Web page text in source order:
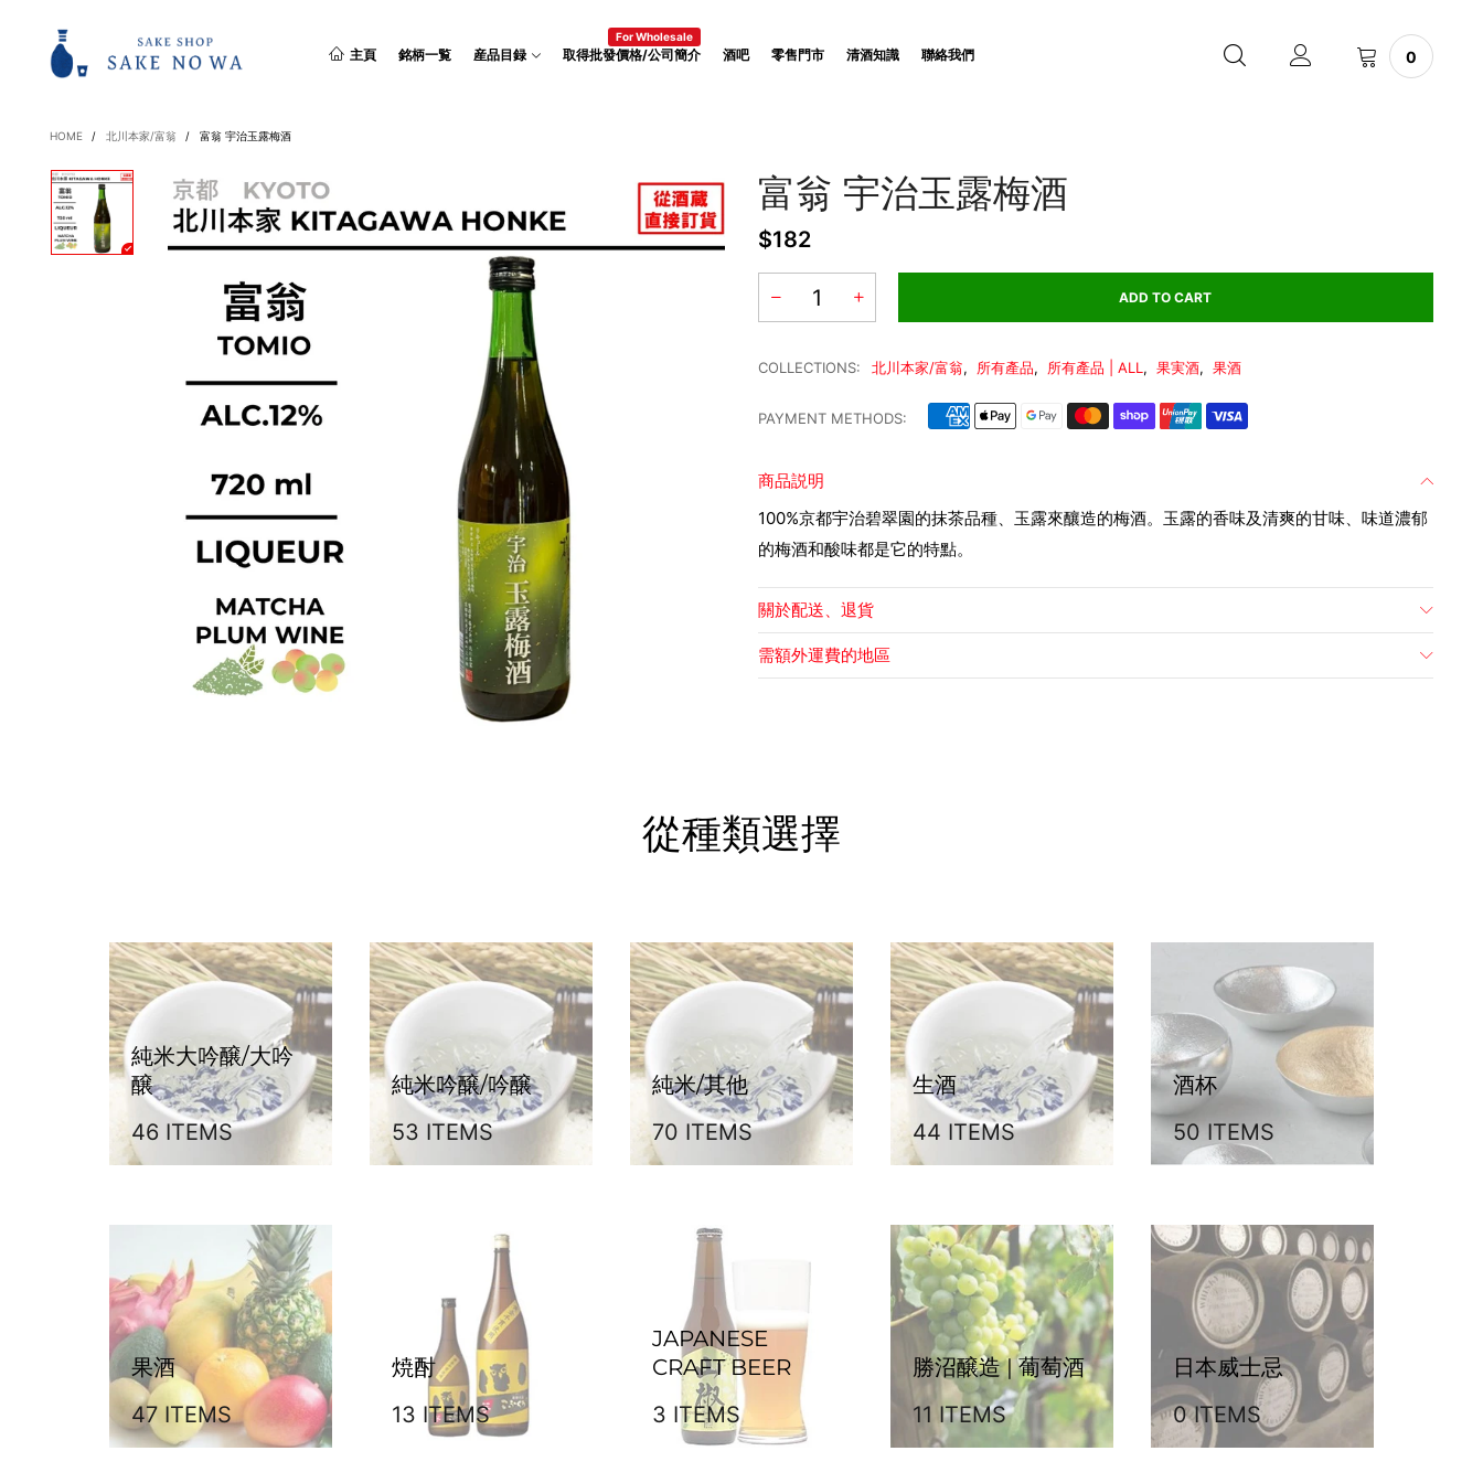
主頁 銘柄一覧 産品目録 取得批發價格/公司簡介
For Wholesale
酒吧 零售門市 清酒知識 聯絡我們 0
HOME / 北川本家/富翁 / 富翁 宇治玉露梅酒
富翁 宇治玉露梅酒
$182
ADD TO CART
COLLECTIONS: 北川本家/富翁, 所有產品, 所有產品 | ALL , 果実酒, 果酒
PAYMENT METHODS:
商品説明
100%京都宇治碧翠園的抹茶品種、玉露來釀造的梅酒。玉露的香味及清爽的甘味、味道濃郁
的梅酒和酸味都是它的特點。
關於配送、退貨
需額外運費的地區
從種類選擇
純米大吟醸/大吟
醸
46 ITEMS
純米吟醸/吟醸
53 ITEMS
純米/其他
70 ITEMS
生酒
44 ITEMS
酒杯
50 ITEMS
果酒
47 ITEMS
焼酎
13 ITEMS
JAPANESE
CRAFT BEER
3 ITEMS
勝沼醸造 | 葡萄酒
11 ITEMS
日本威士忌
0 ITEMS